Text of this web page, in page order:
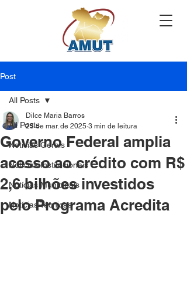
Post
All Posts
Notícias Gerais
Notícias Institucionais
Notícias Municipais
Notícias Técnicas
All Posts
Governo Federal amplia
acesso ao crédito com R$
2,6 bilhões investidos
pelo Programa Acredita
Dilce Maria Barros
25 de mar. de 2025 3 min de leitura